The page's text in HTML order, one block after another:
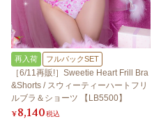
再入荷 フルバックSET
［6/11再販!］Sweetie Heart Frill Bra
&Shorts / スウィーティーハートフリ
ルブラ＆ショーツ 【LB5500】
¥8,140税込